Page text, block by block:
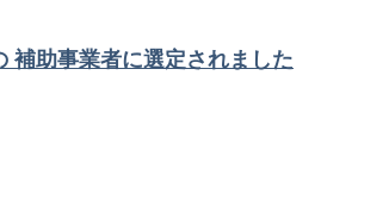
補助事業者に選定されました